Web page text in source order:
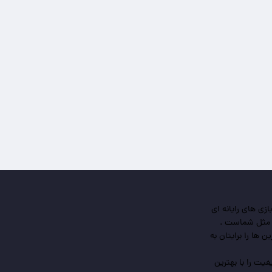
های رایانه ای
مثل شماست .
ها را برایتان به
را با بهترین